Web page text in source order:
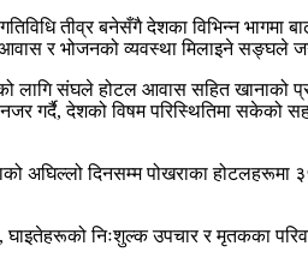
तीव्र बनेसँगै देशका विभिन्न भागमा
र भोजनको व्यवस्था मिलाइने सङ्घले
लागि संघले होटल आवास सहित खानाको
देशको विषम परिस्थितिमा सकेको
अघिल्लो दिनसम्म पोखराका होटलहरूमा
घाइतेहरूको निःशुल्क उपचार र मृतकका